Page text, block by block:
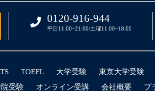
0120-916-944
平日11:00~21:00/土曜11:00~18:00
TOEFL 大学受験 東京大学受験
受験
オンライン受講 会社概要 プ